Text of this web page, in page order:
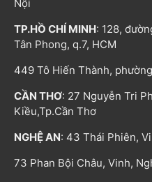
Nội
TP.HỒ CHÍ MINH: 128,
Tân Phong, q.7, HCM
449 Tô Hiến Thành,
CẦN THƠ: 27 Nguyễn Tri
Kiều,Tp.Cần Thơ
NGHỆ AN: 43 Thái Phiên,
73 Phan Bội Châu, Vinh,